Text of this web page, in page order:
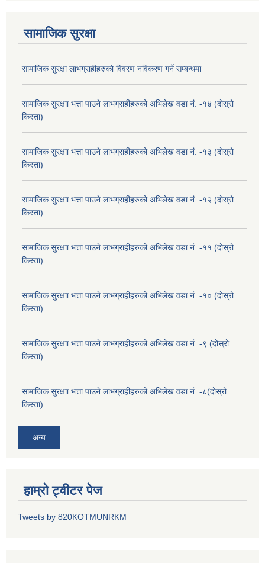
सामाजिक सुरक्षा
सामाजिक सुरक्षा लाभग्राहीहरुको विवरण नविकरण गर्ने सम्बन्धमा
सामाजिक सुरक्षाा भत्ता पाउने लाभग्राहीहरुको अभिलेख वडा नं. -१४ (दोस्रो
किस्ता)
सामाजिक सुरक्षाा भत्ता पाउने लाभग्राहीहरुको अभिलेख वडा नं. -१३ (दोस्रो
किस्ता)
सामाजिक सुरक्षाा भत्ता पाउने लाभग्राहीहरुको अभिलेख वडा नं. -१२ (दोस्रो
किस्ता)
सामाजिक सुरक्षाा भत्ता पाउने लाभग्राहीहरुको अभिलेख वडा नं. -११ (दोस्रो
किस्ता)
सामाजिक सुरक्षाा भत्ता पाउने लाभग्राहीहरुको अभिलेख वडा नं. -१० (दोस्रो
किस्ता)
सामाजिक सुरक्षाा भत्ता पाउने लाभग्राहीहरुको अभिलेख वडा नं. -९ (दोस्रो
किस्ता)
सामाजिक सुरक्षाा भत्ता पाउने लाभग्राहीहरुको अभिलेख वडा नं. -८(दोस्रो
किस्ता)
अन्य
हाम्रो ट्वीटर पेज
Tweets by 820KOTMUNRKM